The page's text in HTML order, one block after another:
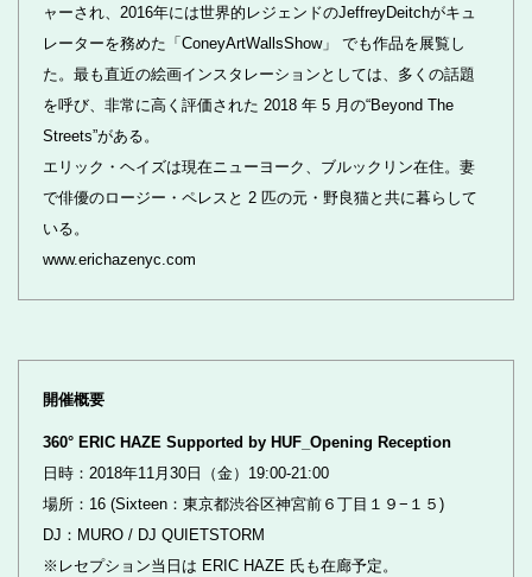
ャーされ、2016年には世界的レジェンドのJeffreyDeitchがキュ
レーターを務めた「ConeyArtWallsShow」 でも作品を展覧し
た。最も直近の絵画インスタレーションとしては、多くの話題
を呼び、非常に高く評価された 2018 年 5 月の“Beyond The
Streets”がある。
エリック・ヘイズは現在ニューヨーク、ブルックリン在住。妻
で俳優のロージー・ペレスと 2 匹の元・野良猫と共に暮らして
いる。
www.erichazenyc.com
開催概要
360° ERIC HAZE Supported by HUF_Opening Reception
日時：2018年11月30日（金）19:00-21:00
場所：16 (Sixteen： 東京都渋谷区神宮前６丁目１９−１５ )
DJ：MURO / DJ QUIETSTORM
※レセプション当日は ERIC HAZE 氏も在廊予定。